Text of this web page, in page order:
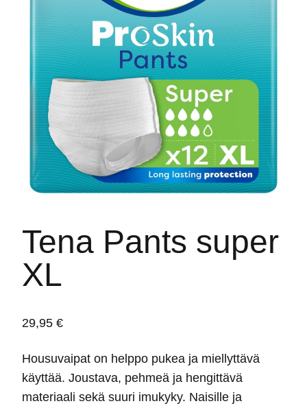
Tena Pants super
XL
29,95 €
Housuvaipat on helppo pukea ja miellyttävä
käyttää. Joustava, pehmeä ja hengittävä
materiaali sekä suuri imukyky. Naisille ja